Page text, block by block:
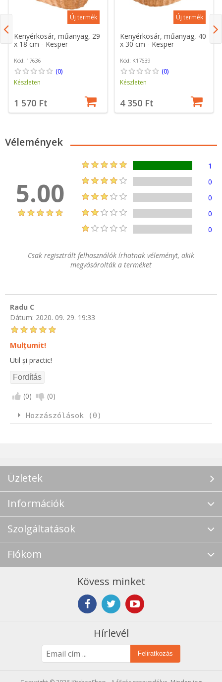
Új termék
Kenyérkosár, műanyag, 29
x 18 cm - Kesper
Kód: 17636
(0)
Készleten
1 570 Ft
Új termék
Kenyérkosár, műanyag, 40
x 30 cm - Kesper
Kód: K17639
(0)
Készleten
4 350 Ft
Vélemények
5.00
1
0
0
0
0
Csak regisztrált felhasználók írhatnak véleményt, akik
megvásárolták a terméket
Radu C
Dátum: 2020. 09. 29. 19:33
Mulțumit!
Util și practic!
(0) (0)
Hozzászólások (0)
Üzletek
Információk
Szolgáltatások
Fiókom
Kövess minket
Hírlevél
Feliratkozás